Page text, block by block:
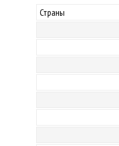
Страны